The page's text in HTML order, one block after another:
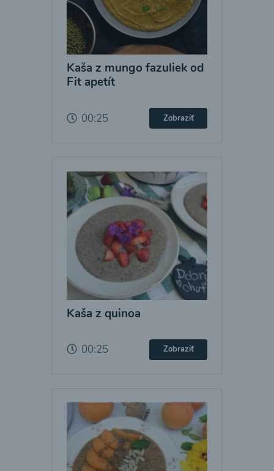
Kaša z mungo fazuliek od
Fit apetít
00:25 Zobraziť
Kaša z quinoa
00:25 Zobraziť